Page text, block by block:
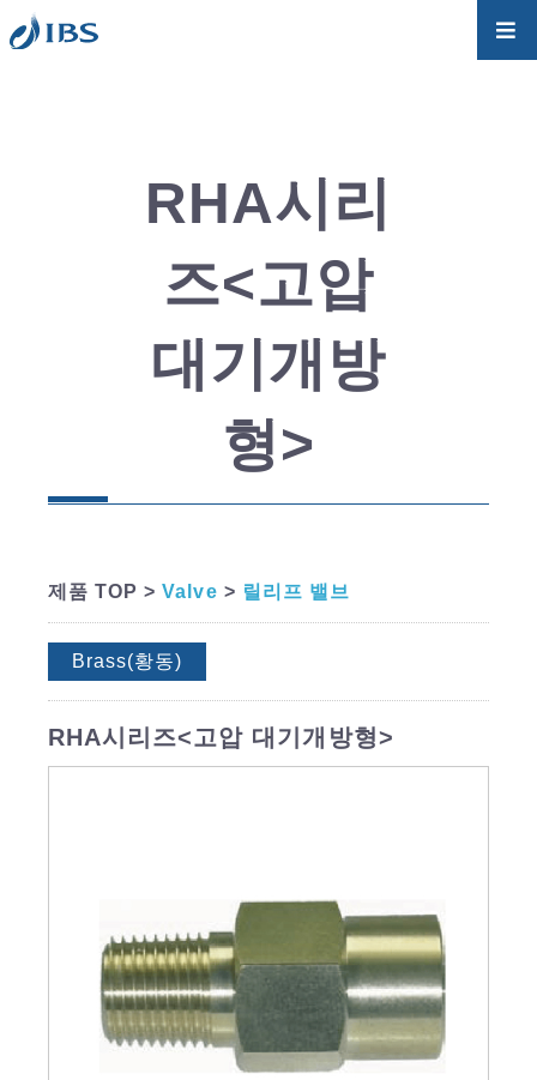
RHA시리
즈<고압
대기개방
형>
제품 TOP >Valve > 릴리프 밸브
Brass(황동)
RHA시리즈<고압 대기개방형>